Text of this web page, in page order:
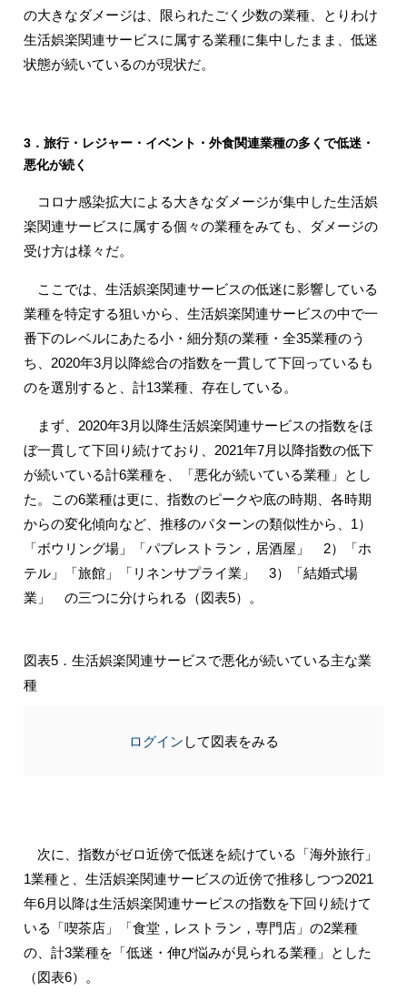
の大きなダメージは、限られたごく少数の業種、とりわけ
生活娯楽関連サービスに属する業種に集中したまま、低迷
状態が続いているのが現状だ。
3．旅行・レジャー・イベント・外食関連業種の多くで低迷・
悪化が続く
コロナ感染拡大による大きなダメージが集中した生活娯
楽関連サービスに属する個々の業種をみても、ダメージの
受け方は様々だ。
ここでは、生活娯楽関連サービスの低迷に影響している
業種を特定する狙いから、生活娯楽関連サービスの中で一
番下のレベルにあたる小・細分類の業種・全35業種のう
ち、2020年3月以降総合の指数を一貫して下回っているも
のを選別すると、計13業種、存在している。
まず、2020年3月以降生活娯楽関連サービスの指数をほ
ぼ一貫して下回り続けており、2021年7月以降指数の低下
が続いている計6業種を、「悪化が続いている業種」とし
た。この6業種は更に、指数のピークや底の時期、各時期
からの変化傾向など、推移のパターンの類似性から、1）
「ボウリング場」「パブレストラン，居酒屋」 2）「ホ
テル」「旅館」「リネンサプライ業」 3）「結婚式場
業」 の三つに分けられる（図表5）。
図表5．生活娯楽関連サービスで悪化が続いている主な業
種
ログイン して図表をみる
次に、指数がゼロ近傍で低迷を続けている「海外旅行」
1業種と、生活娯楽関連サービスの近傍で推移しつつ2021
年6月以降は生活娯楽関連サービスの指数を下回り続けて
いる「喫茶店」「食堂，レストラン，専門店」の2業種
の、計3業種を「低迷・伸び悩みが見られる業種」とした
（図表6）。